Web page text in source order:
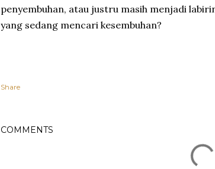
penyembuhan, atau justru masih menjadi
yang sedang mencari kesembuhan?
Share
COMMENTS